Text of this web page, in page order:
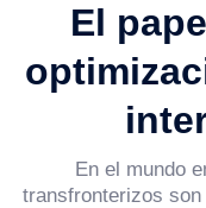
El
En el mundo
transfronterizos